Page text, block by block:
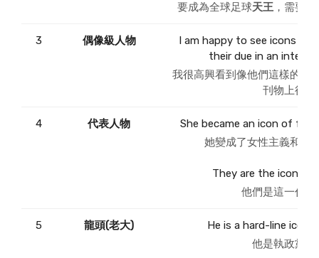
要成為全球足球天王 ，需要
3 偶像級人物
I am happy to see icons
their due in an
我很高興看到像他們這樣的
刊物上得到
4 代表人物
She became an icon of
她變成了女性主義和社
They are the icons
他們是這一代的
5 龍頭(老大)
He is a hard-line icon
他是執政黨鷹